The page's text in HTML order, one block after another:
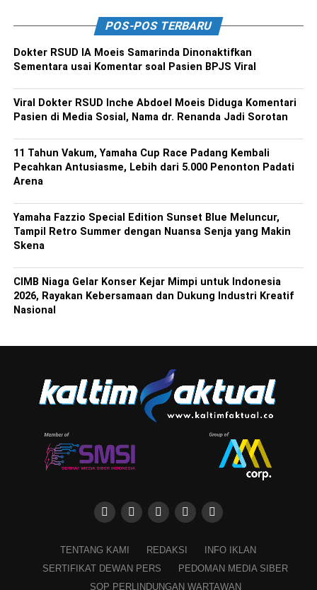
POS-POS TERBARU
Dokter RSUD IA Moeis Samarinda Dinonaktifkan
Sementara usai Komentar soal Pasien BPJS Viral
Viral Dokter RSUD Inche Abdoel Moeis Diduga Komentari
Pasien di Media Sosial, Nama dr. Renanda Jadi Sorotan
11 Tahun Vakum, Yamaha Cup Race Padang Kembali
Pecahkan Antusiasme, Lebih dari 5.000 Penonton Padati
Arena
Yamaha Fazzio Special Edition Sunset Blue Meluncur,
Tampil Retro Summer dengan Nuansa Senja yang Makin
Skena
CIMB Niaga Gelar Konser Kejar Mimpi untuk Indonesia
2026, Rayakan Kebersamaan dan Dukung Industri Kreatif
Nasional
TENTANG KAMI REDAKSI
INFO IKLAN
SERTIFIKAT DEWAN PERS
PEDOMAN MEDIA SIBER
SOP PERLINDUNGAN WARTAWAN